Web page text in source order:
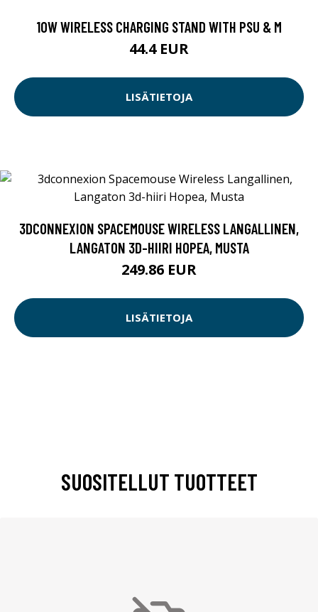
10W WIRELESS CHARGING STAND WITH PSU & M
44.4 EUR
LISÄTIETOJA
3DCONNEXION SPACEMOUSE WIRELESS LANGALLINEN,
LANGATON 3D-HIIRI HOPEA, MUSTA
249.86 EUR
LISÄTIETOJA
SUOSITELLUT TUOTTEET